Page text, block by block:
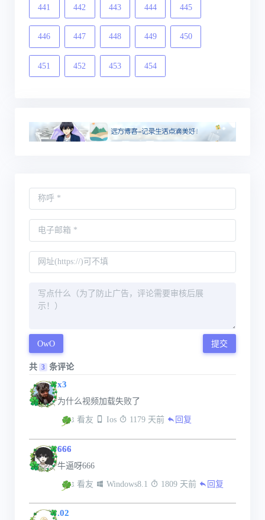
441 442 443 444 445
446 447 448 449 450
451 452 453 454
OwO 提交
共 3 条评论
x3
为什么视频加载失败了
看友 Ios 1179 天前 回复
666
牛逼呀666
看友 Windows8.1 1809 天前 回复
.02